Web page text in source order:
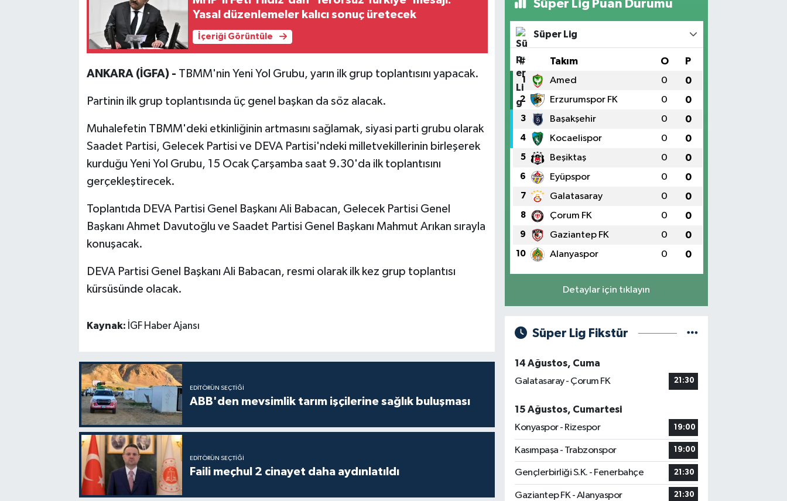
Yasal düzenlemeler kalıcı sonuç üretecek
İçeriği Görüntüle
ANKARA (İGFA) - TBMM'nin Yeni Yol Grubu, yarın ilk grup toplantısını yapacak.
Partinin ilk grup toplantısında üç genel başkan da söz alacak.
Muhalefetin TBMM'deki etkinliğinin artmasını sağlamak, siyasi parti grubu olarak
Saadet Partisi, Gelecek Partisi ve DEVA Partisi'ndeki milletvekillerinin birleşerek
kurduğu Yeni Yol Grubu, 15 Ocak Çarşamba saat 9.30'da ilk toplantısını
gerçekleştirecek.
Toplantıda DEVA Partisi Genel Başkanı Ali Babacan, Gelecek Partisi Genel
Başkanı Ahmet Davutoğlu ve Saadet Partisi Genel Başkanı Mahmut Arıkan sırayla
konuşacak.
DEVA Partisi Genel Başkanı Ali Babacan, resmi olarak ilk kez grup toplantısı
kürsüsünde olacak.
Kaynak: İGF Haber Ajansı
EDITÖRÜN SEÇTIĞI
ABB'den mevsimlik tarım işçilerine sağlık buluşması
EDITÖRÜN SEÇTIĞI
Faili meçhul 2 cinayet daha aydınlatıldı
Süper Lig Puan Durumu
Süper Lig
# Takım O P
1 Amed 0 0
2 Erzurumspor FK 0 0
3 Başakşehir 0 0
4 Kocaelispor 0 0
5 Beşiktaş 0 0
6 Eyüpspor 0 0
7 Galatasaray 0 0
8 Çorum FK 0 0
9 Gaziantep FK 0 0
10 Alanyaspor 0 0
Detaylar için tıklayın
Süper Lig Fikstür
14 Ağustos, Cuma
Galatasaray - Çorum FK
21:30
15 Ağustos, Cumartesi
Konyaspor - Rizespor
19:00
Kasımpaşa - Trabzonspor 19:00
Gençlerbirliği S.K. - Fenerbahçe 21:30
Gaziantep FK - Alanyaspor 21:30